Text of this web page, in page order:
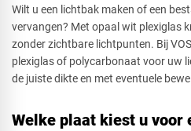
Wilt u een lichtbak maken of een
vervangen? Met opaal wit plexiglas
zonder zichtbare lichtpunten. Bij
plexiglas of polycarbonaat voor uw
de juiste dikte en met eventuele
Welke plaat kiest u voor